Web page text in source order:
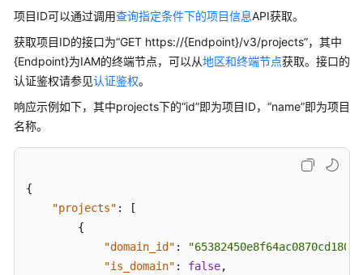
绍
计
费
明
快
入
项目ID可以通过调用查询指定条件下的项目信息API获取。
获取项目ID的接口为“GET https://{Endpoint}/v3/projects”，其中
{Endpoint}为IAM的终端节点，可以从地区和终端节点获取。接口的
认证鉴权请参见认证鉴权。
响应示例如下，其中projects下的“id”即为项目ID，“name”即为项目
名称。
{
"projects" :
[
{
"domain_id" :
"is_domain" : false,